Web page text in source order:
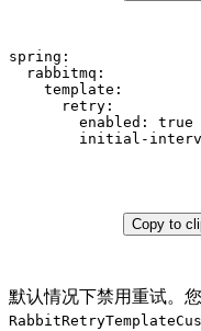
spring:
rabbitmq:
template:
retry:
enabled:
true
initial-
Copy to
默认情况下禁用重试。